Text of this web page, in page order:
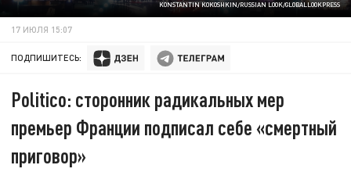
KONSTANTIN KOKOSHKIN/RUSSIAN LOOK/GLOBALLOOKPRESS
17 ИЮЛЯ 15:07
ПОДПИШИТЕСЬ:
Politico: сторонник радикальных мер
премьер Франции подписал себе «смертный
приговор»